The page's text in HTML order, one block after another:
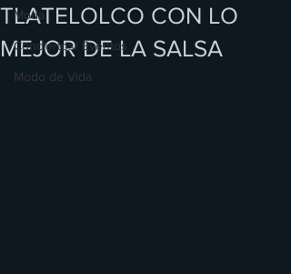
Moda
Conciertos/ Eventos
Modo de Vida
TLATELOLCO CON LO
MEJOR DE LA SALSA